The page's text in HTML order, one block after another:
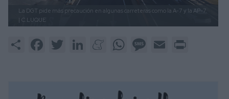
La DGT pide más precaución en algunas carreteras como la A-7 y la AP-7.
| C.LUQUE
Share FacebookTwitter LinkedInMeneameWhatsAppMessage
Email